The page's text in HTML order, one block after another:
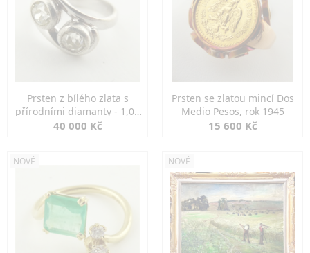
Prsten z bílého zlata s
přírodními diamanty - 1,00
ct
40 000 Kč
Prsten se zlatou mincí Dos
Medio Pesos, rok 1945
15 600 Kč
NOVÉ NOVÉ